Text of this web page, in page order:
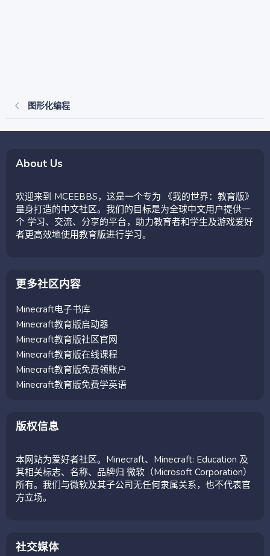
图形化编程
About Us
欢迎来到 MCEEBBS，这是一个专为 《我的世界：教育版》
量身打造的中文社区。我们的目标是为全球中文用户提供一
个 学习、交流、分享的平台，助力教育者和学生及游戏爱好
者更高效地使用教育版进行学习。
更多社区内容
Minecraft电子书库
Minecraft教育版启动器
Minecraft教育版社区官网
Minecraft教育版在线课程
Minecraft教育版免费领账户
Minecraft教育版免费学英语
版权信息
本网站为爱好者社区。Minecraft、Minecraft: Education 及
其相关标志、名称、品牌归 微软（Microsoft Corporation）
所有。我们与微软及其子公司无任何隶属关系，也不代表官
方立场。
社交媒体